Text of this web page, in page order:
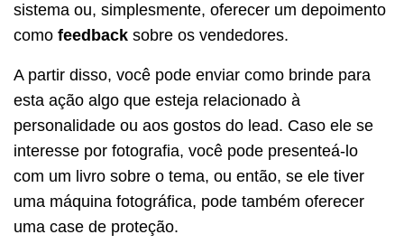
sistema ou, simplesmente, oferecer um depoimento
como feedback sobre os vendedores.
A partir disso, você pode enviar como brinde para
esta ação algo que esteja relacionado à
personalidade ou aos gostos do lead. Caso ele se
interesse por fotografia, você pode presenteá-lo
com um livro sobre o tema, ou então, se ele tiver
uma máquina fotográfica, pode também oferecer
uma case de proteção.